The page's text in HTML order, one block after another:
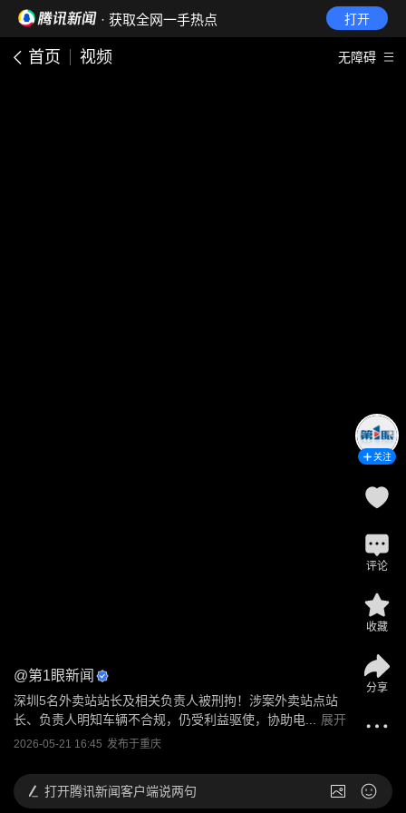
· 获取全网一手热点 打开
首页 视频 无障碍
@第1眼新闻
深圳5名外卖站站长及相关负责人被刑拘！涉案外卖站点站
长、负责人明知车辆不合规，仍受利益驱使，协助电...
展开
2026-05-21 16:45 发布于重庆
关注
评论
收藏
分享
打开腾讯新闻客户端说两句